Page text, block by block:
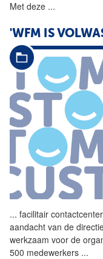
Met deze ...
'WFM IS
... facilitair contactcenter
aandacht van de
werkzaam voor de
500 medewerkers ...